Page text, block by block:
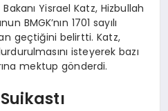
Yisrael Katz, Hizbullah
BMGK’nın 1701 sayılı
geçtiğini belirtti. Katz,
isteyerek bazı
mektup gönderdi.